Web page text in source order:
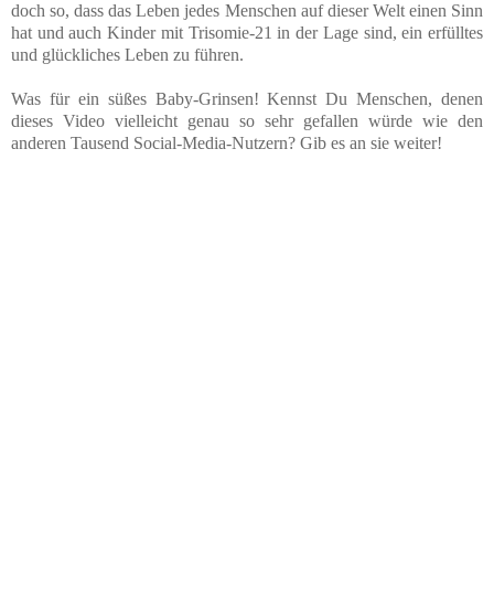
doch so, dass das Leben jedes Menschen auf dieser Welt einen Sinn
hat und auch Kinder mit Trisomie-21 in der Lage sind, ein erfülltes
und glückliches Leben zu führen.
Was für ein süßes Baby-Grinsen! Kennst Du Menschen, denen
dieses Video vielleicht genau so sehr gefallen würde wie den
anderen Tausend Social-Media-Nutzern? Gib es an sie weiter!